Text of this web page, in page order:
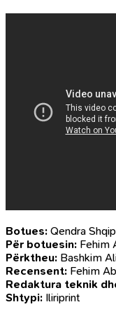
Botues: Qendra
Për botuesin: Fehim
Përktheu: Bashkim
Recensent: Fehim
Redaktura teknik
Shtypi: Iliriprint